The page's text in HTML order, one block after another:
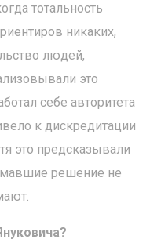
тотальность
никаких,
людей,
это
себе авторитета
к дискредитации
это предсказывали
решение не